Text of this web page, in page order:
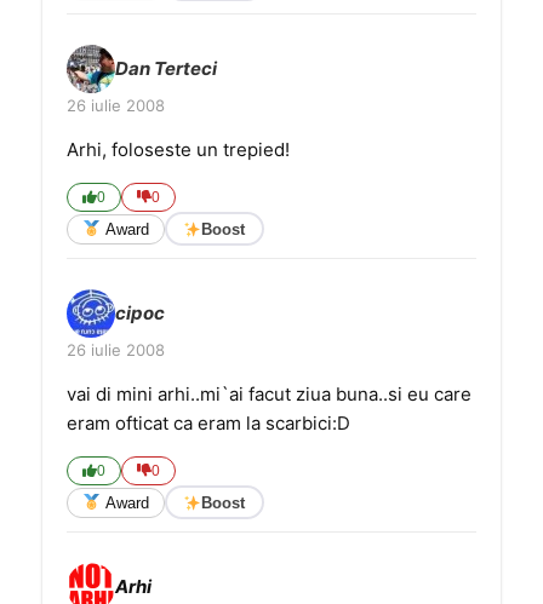
Dan Terteci
26 iulie 2008
Arhi, foloseste un trepied!
0 0
Award Boost
cipoc
26 iulie 2008
vai di mini arhi..mi`ai facut ziua buna..si eu care
eram ofticat ca eram la scarbici:D
0 0
Award Boost
Arhi